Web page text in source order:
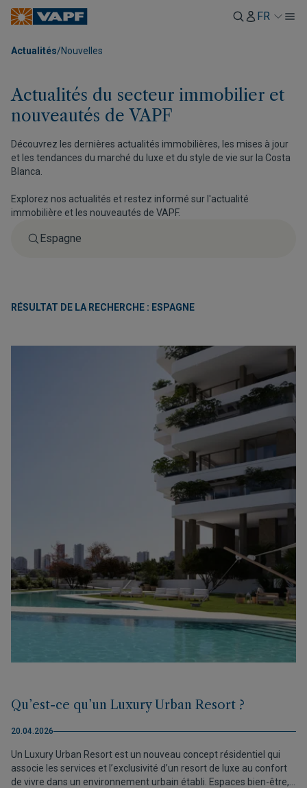
FR
Actualités/Nouvelles
Actualités du secteur immobilier et
nouveautés de VAPF
Découvrez les dernières actualités immobilières, les mises à jour
et les tendances du marché du luxe et du style de vie sur la Costa
Blanca.
Explorez nos actualités et restez informé sur l'actualité
immobilière et les nouveautés de VAPF.
RÉSULTAT DE LA RECHERCHE : ESPAGNE
Qu’est-ce qu’un Luxury Urban Resort ?
20.04.2026
Un Luxury Urban Resort est un nouveau concept résidentiel qui
associe les services et l’exclusivité d’un resort de luxe au confort
de vivre dans un environnement urbain établi. Espaces bien-être,